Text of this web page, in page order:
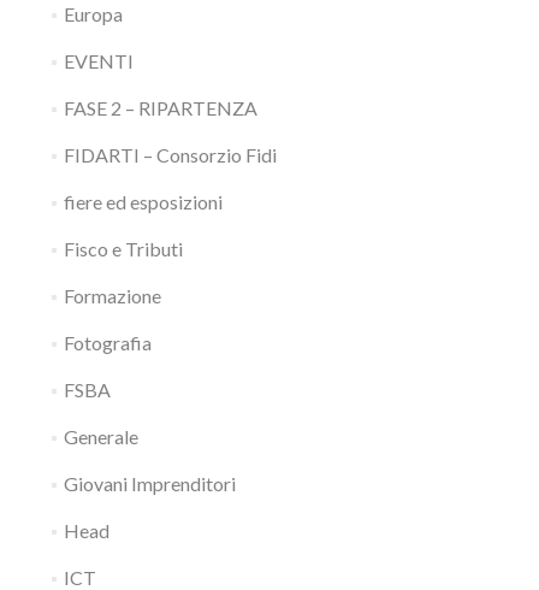
Europa
EVENTI
FASE 2 – RIPARTENZA
FIDARTI – Consorzio Fidi
fiere ed esposizioni
Fisco e Tributi
Formazione
Fotografia
FSBA
Generale
Giovani Imprenditori
Head
ICT